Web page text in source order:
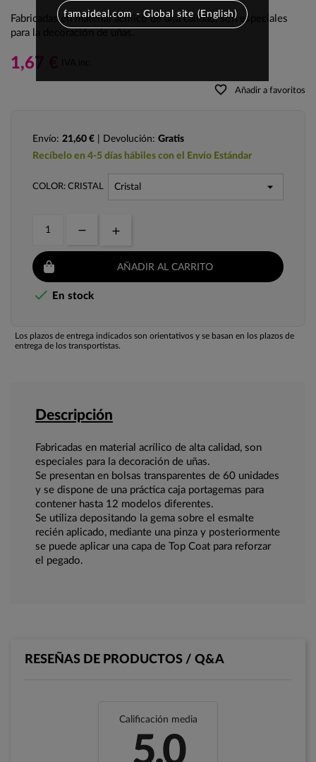
Fabricadas en material acrílico de alta calidad, son especiales
para la decoración de uñas.
1,67 €
favorite_border Añadir a favoritos
Envío: 21,60 € | Devolución: Gratis
Recíbelo en 4-5 días hábiles con el Envío Estándar
COLOR: CRISTAL
AÑADIR AL CARRITO
 En stock
Los plazos de entrega indicados son orientativos y se basan en los plazos de
entrega de los transportistas.
Descripción
Fabricadas en material acrílico de alta calidad, son
especiales para la decoración de uñas.
Se presentan en bolsas transparentes de 60 unidades
y se dispone de una práctica caja portagemas para
contener hasta 12 modelos diferentes.
Se utiliza depositando la gema sobre el esmalte
recién aplicado, mediante una pinza y posteriormente
se puede aplicar una capa de Top Coat para reforzar
el pegado.
RESEÑAS DE PRODUCTOS / Q&A
Calificación media
5.0
famaideal.com - Global site (English)